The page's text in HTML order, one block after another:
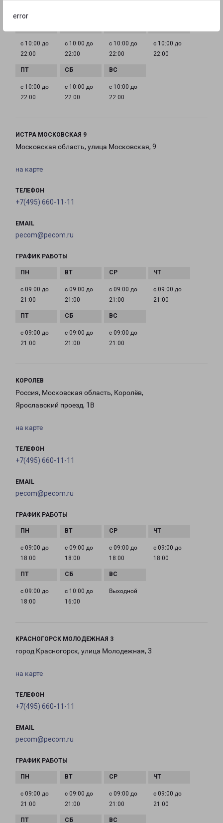
error
с 10:00 до
22:00
с 10:00 до
22:00
с 10:00 до
22:00
с 10:00 до
22:00
с 10:00 до
22:00
с 10:00 до
22:00
с 10:00 до
22:00
ИСТРА МОСКОВСКАЯ 9
Московская область, улица Московская, 9
на карте
ТЕЛЕФОН
+7(495) 660-11-11
EMAIL
pecom@pecom.ru
ГРАФИК РАБОТЫ
с 09:00 до
21:00
с 09:00 до
21:00
с 09:00 до
21:00
с 09:00 до
21:00
с 09:00 до
21:00
с 09:00 до
21:00
с 09:00 до
21:00
КОРОЛЕВ
Россия, Московская область, Королёв,
Ярославский проезд, 1В
на карте
ТЕЛЕФОН
+7(495) 660-11-11
EMAIL
pecom@pecom.ru
ГРАФИК РАБОТЫ
с 09:00 до
18:00
с 09:00 до
18:00
с 09:00 до
18:00
с 09:00 до
18:00
с 09:00 до
18:00
с 10:00 до
16:00
Выходной
КРАСНОГОРСК МОЛОДЕЖНАЯ 3
город Красногорск, улица Молодежная, 3
на карте
ТЕЛЕФОН
+7(495) 660-11-11
EMAIL
pecom@pecom.ru
ГРАФИК РАБОТЫ
с 09:00 до
21:00
с 09:00 до
21:00
с 09:00 до
21:00
с 09:00 до
21:00